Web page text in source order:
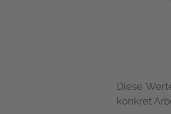
Diese
konkret